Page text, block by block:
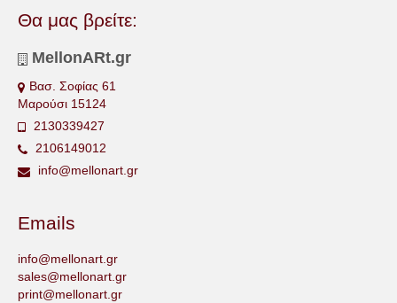
Θα μας βρείτε:
MellonARt.gr
Βασ. Σοφίας 61
Μαρούσι 15124
2130339427
2106149012
info@mellonart.gr
Emails
info@mellonart.gr
sales@mellonart.gr
print@mellonart.gr